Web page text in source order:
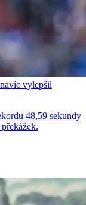
vylepšil
48,59 sekundy